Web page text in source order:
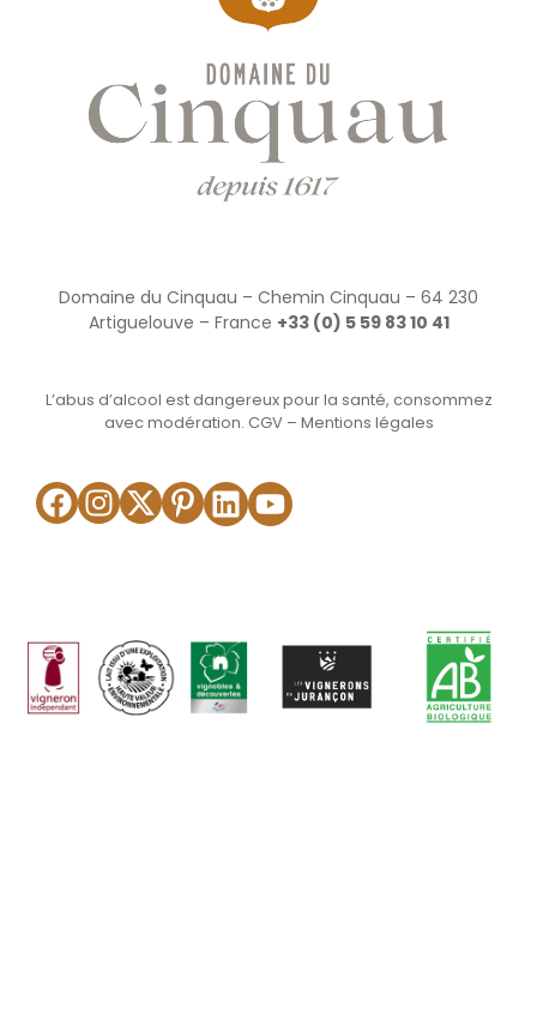
Domaine du Cinquau – Chemin Cinquau – 64 230
Artiguelouve – France +33 (0) 5 59 83 10 41
L’abus d’alcool est dangereux pour la santé, consommez
avec modération. CGV– Mentions légales